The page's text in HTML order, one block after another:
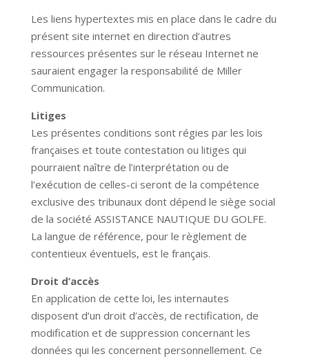
Les liens hypertextes mis en place dans le cadre du
présent site internet en direction d’autres
ressources présentes sur le réseau Internet ne
sauraient engager la responsabilité de Miller
Communication.
Litiges
Les présentes conditions sont régies par les lois
françaises et toute contestation ou litiges qui
pourraient naître de l’interprétation ou de
l’exécution de celles-ci seront de la compétence
exclusive des tribunaux dont dépend le siège social
de la société ASSISTANCE NAUTIQUE DU GOLFE.
La langue de référence, pour le règlement de
contentieux éventuels, est le français.
Droit d’accès
En application de cette loi, les internautes
disposent d’un droit d’accès, de rectification, de
modification et de suppression concernant les
données qui les concernent personnellement. Ce